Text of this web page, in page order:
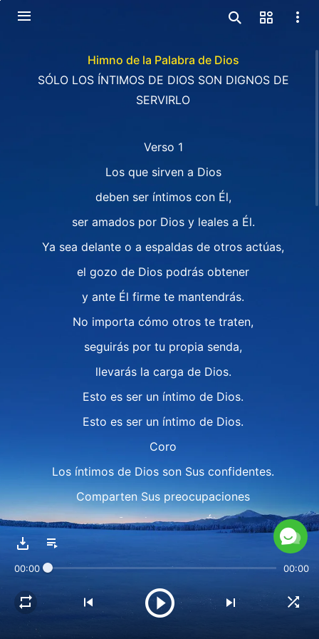
Himno de la Palabra de Dios
SÓLO LOS ÍNTIMOS DE DIOS SON DIGNOS DE
SERVIRLO
Verso 1
Los que sirven a Dios
deben ser íntimos con Él,
ser amados por Dios y leales a Él.
Ya sea delante o a espaldas de otros actúas,
el gozo de Dios podrás obtener
y ante Él firme te mantendrás.
No importa cómo otros te traten,
seguirás por tu propia senda,
llevarás la carga de Dios.
Esto es ser un íntimo de Dios.
Esto es ser un íntimo de Dios.
Coro
Los íntimos de Dios son Sus confidentes.
Comparten Sus preocupaciones
y Sus deseos con Él.
Aun con dolor y débiles, soportan el dolor,
dejan lo que aman por satisfacer a Dios,
por satisfacer a Dios.
Verso 2
00:00 00:00